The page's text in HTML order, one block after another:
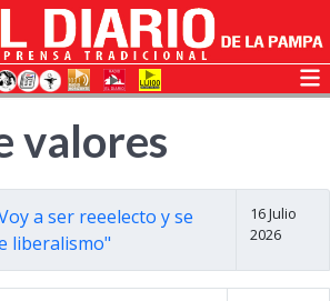
valores
a ser reeelecto y se
liberalismo"
16 Julio
2026